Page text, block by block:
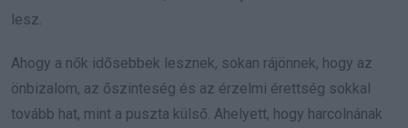
lesz.
Ahogy a nők idősebbek lesznek, sokan rájönnek, hogy az
önbizalom, az őszinteség és az érzelmi érettség sokkal
tovább hat, mint a puszta külső. Ahelyett, hogy harcolnának